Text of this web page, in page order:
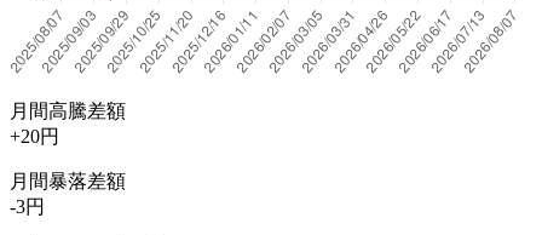
月間高騰差額
+20円
月間暴落差額
-3円